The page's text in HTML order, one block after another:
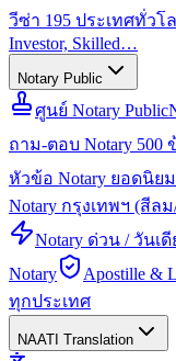
วีซ่า 195 ประเทศทั่วโ
Investor, Skilled…
Notary Public
ศูนย์ Notary Public
ถาม-ตอบ Notary 500
หัวข้อ Notary ยอดนิยม
Notary กรุงเทพฯ (สีล
Notary ด่วน / วันเดี
Notary
Apostille &
ทุกประเทศ
NAATI Translation